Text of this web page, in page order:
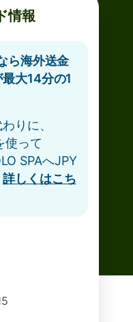
情報
ら海外送金
大14分の1
りに、
使って
SPAへJPY
詳しくはこち